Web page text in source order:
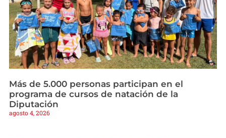
Más de 5.000 personas participan en el
programa de cursos de natación de la
Diputación
agosto 4, 2026